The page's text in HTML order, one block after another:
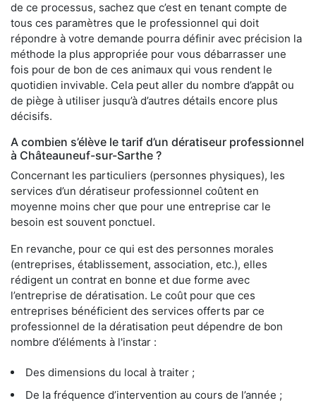
de ce processus, sachez que c’est en tenant compte de
tous ces paramètres que le professionnel qui doit
répondre à votre demande pourra définir avec précision la
méthode la plus appropriée pour vous débarrasser une
fois pour de bon de ces animaux qui vous rendent le
quotidien invivable. Cela peut aller du nombre d’appât ou
de piège à utiliser jusqu’à d’autres détails encore plus
décisifs.
A combien s’élève le tarif d’un dératiseur professionnel
à Châteauneuf-sur-Sarthe ?
Concernant les particuliers (personnes physiques), les
services d’un dératiseur professionnel coûtent en
moyenne moins cher que pour une entreprise car le
besoin est souvent ponctuel.
En revanche, pour ce qui est des personnes morales
(entreprises, établissement, association, etc.), elles
rédigent un contrat en bonne et due forme avec
l’entreprise de dératisation. Le coût pour que ces
entreprises bénéficient des services offerts par ce
professionnel de la dératisation peut dépendre de bon
nombre d’éléments à l'instar :
Des dimensions du local à traiter ;
De la fréquence d’intervention au cours de l’année ;